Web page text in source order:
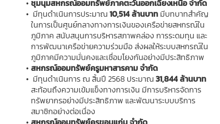
ชุมนุมสหกรณ์ออมทรัพย์ภาคตะวันออกเฉียงเหนือ จำกัด
มีทุนดำเนินการประมาณ 10,514 ล้านบาท มีบทบาทสำคัญ
ในการเป็นศูนย์กลางทางการเงินของเครือข่ายสหกรณ์ใน
ภูมิภาค สนับสนุนการบริหารสภาพคล่อง การระดมทุน และ
การพัฒนาเครือข่ายความร่วมมือ ส่งผลให้ระบบสหกรณ์ใน
ภูมิภาคมีความมั่นคงและเชื่อมโยงกันอย่างมีประสิทธิภาพ
สหกรณ์ออมทรัพย์ครูมหาสารคาม จำกัด
มีทุนดำเนินการ ณ สิ้นปี 2568 ประมาณ 31,844 ล้านบาท
สะท้อนถึงความเข้มแข็งทางการเงิน มีการบริหารจัดการ
ทรัพยากรอย่างมีประสิทธิภาพ และพัฒนาระบบบริการ
สมาชิกอย่างต่อเนื่อง